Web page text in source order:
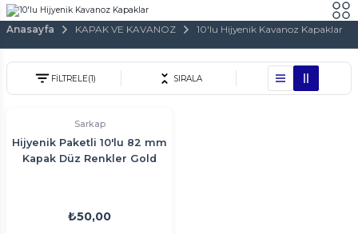
Anasayfa KAPAK VE KAVANOZ 10'lu Hijyenik Kavanoz Kapaklar
FİLTRELE(1) SIRALA
Sarkap
Hijyenik Paketli 10'lu 82 mm
Kapak Düz Renkler Gold
₺50,00